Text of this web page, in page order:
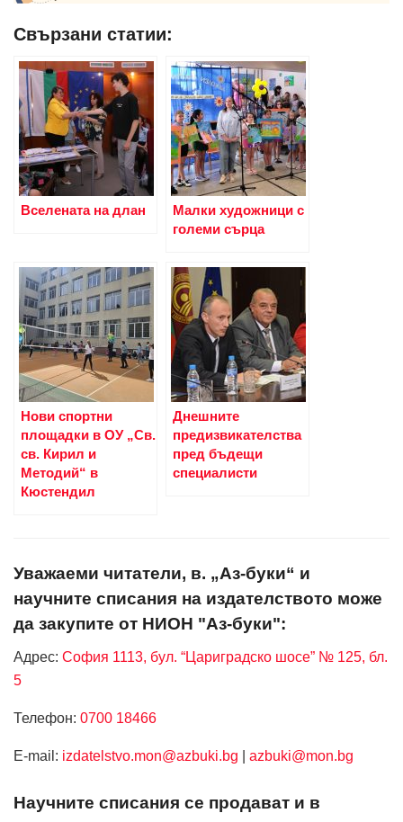
Свързани статии:
Вселената на длан
Малки художници с
големи сърца
Нови спортни
площадки в ОУ „Св.
св. Кирил и
Методий“ в
Кюстендил
Днешните
предизвикателства
пред бъдещи
специалисти
Уважаеми читатели, в. „Аз-буки“ и
научните списания на издателството може
да закупите от НИОН "Аз-буки":
Адрес: София 1113, бул. “Цариградско шосе” № 125, бл.
5
Телефон: 0700 18466
Е-mail: izdatelstvo.mon@azbuki.bg azbuki@mon.bg
Научните списания се продават и в